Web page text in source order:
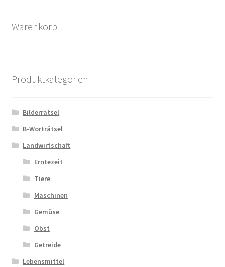
Warenkorb
Produktkategorien
Bilderrätsel
B-Worträtsel
Landwirtschaft
Erntezeit
Tiere
Maschinen
Gemüse
Obst
Getreide
Lebensmittel